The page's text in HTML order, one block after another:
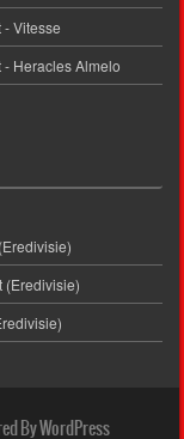
Vitesse
Heracles Almelo
(Eredivisie)
By WordPress